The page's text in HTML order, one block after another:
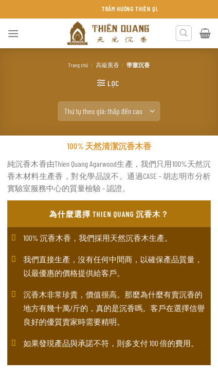
đến
TRẦM HƯƠNG THIÊN QUANG KHÁNH HÒA
Trang chủ / 高級熏香 / 带塞沉香
LỌC
100% 天然清潔沉香木香
純沉香木香由Thien Quang Agarwood生產，我們只用100%天然沉
香木材料生產香，對化學品說不。通過CASE – 胡志明市分析
實驗室服務中心的質量檢驗 – 認證。
為什麼選擇 THIEN QUANG 沉香木？
100% 沉香木香，我們採用天然沉香木生產。
我們直接生產，沒有任何中間商，以確保產品質量，
以最優惠的價格提供給客戶。
沉香木非常珍貴，價值很高。那麼為什麼有賣沉香的
地方有幾十萬/斤的，真的是沉香嗎。客戶在選擇信譽
良好的優質賣家時需要精明。
如果發現產品與承諾不符，則多支付 100 倍的費用。